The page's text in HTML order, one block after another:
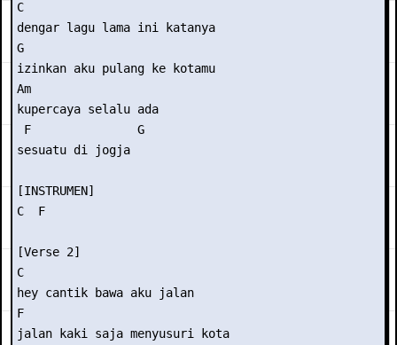
C
dengar lagu lama ini katanya
G
izinkan aku pulang ke kotamu
Am
kupercaya selalu ada
F               G
sesuatu di jogja
[INSTRUMEN]
C  F
[Verse 2]
C
hey cantik bawa aku jalan
F
jalan kaki saja menyusuri kota